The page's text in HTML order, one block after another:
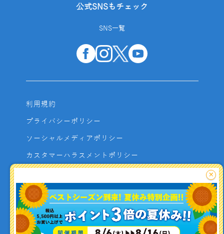
公式SNSもチェック
SNS一覧
利用規約
プライバシーポリシー
ソーシャルメディアポリシー
カスタマーハラスメントポリシー
よくあるご質問
お問い合わせ
利用者資金の保全方法
×